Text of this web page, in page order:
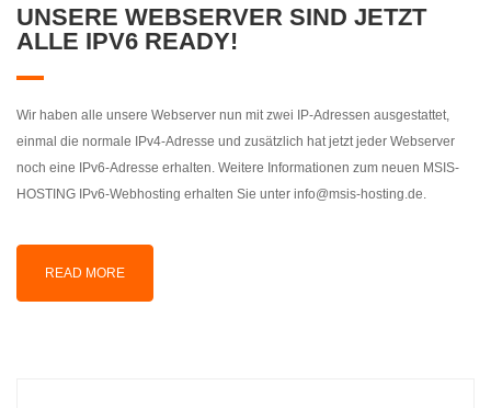
UNSERE WEBSERVER SIND JETZT
ALLE IPV6 READY!
Wir haben alle unsere Webserver nun mit zwei IP-Adressen ausgestattet,
einmal die normale IPv4-Adresse und zusätzlich hat jetzt jeder Webserver
noch eine IPv6-Adresse erhalten. Weitere Informationen zum neuen MSIS-
HOSTING IPv6-Webhosting erhalten Sie unter info@msis-hosting.de.
READ MORE